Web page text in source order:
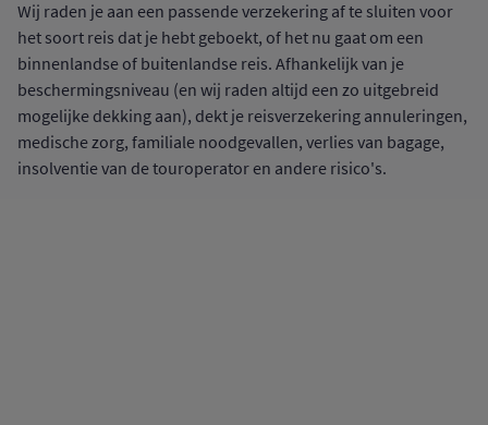
Wij raden je aan een passende verzekering af te sluiten voor
het soort reis dat je hebt geboekt, of het nu gaat om een
binnenlandse of buitenlandse reis. Afhankelijk van je
beschermingsniveau (en wij raden altijd een zo uitgebreid
mogelijke dekking aan), dekt je reisverzekering annuleringen,
medische zorg, familiale noodgevallen, verlies van bagage,
insolventie van de touroperator en andere risico's.